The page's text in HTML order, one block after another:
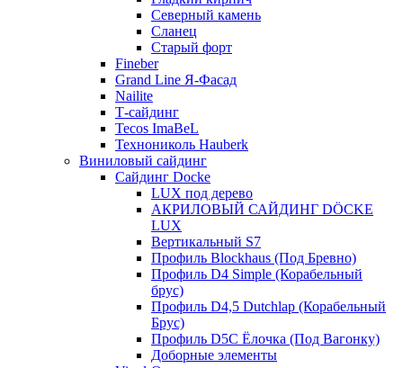
Северный камень
Сланец
Старый форт
Fineber
Grand Line Я-Фасад
Nailite
Т-сайдинг
Tecos ImaBeL
Технониколь Hauberk
Виниловый сайдинг
Сайдинг Docke
LUX под дерево
АКРИЛОВЫЙ САЙДИНГ DÖCKE
LUX
Вертикальный S7
Профиль Blockhaus (Под Бревно)
Профиль D4 Simple (Корабельный
брус)
Профиль D4,5 Dutchlap (Корабельный
Брус)
Профиль D5C Ёлочка (Под Вагонку)
Доборные элементы